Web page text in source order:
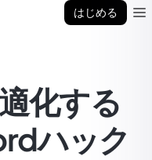
はじめる
化する
ハック